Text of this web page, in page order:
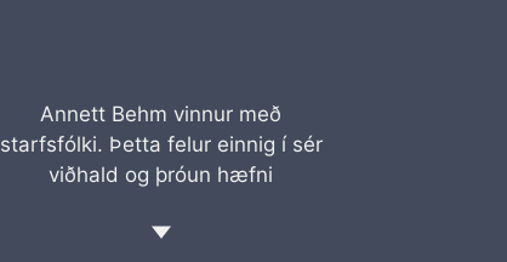
Annett Behm vinnur með
starfsfólki. Þetta felur einnig í sér
viðhald og þróun hæfni